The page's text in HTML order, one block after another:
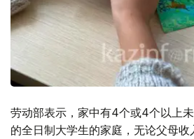
劳动部表示，家中有4个或4个以上
的全日制大学生的家庭，无论父母